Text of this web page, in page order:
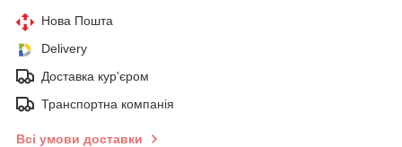
Нова Пошта
Delivery
Доставка кур'єром
Транспортна компанія
Всі умови доставки